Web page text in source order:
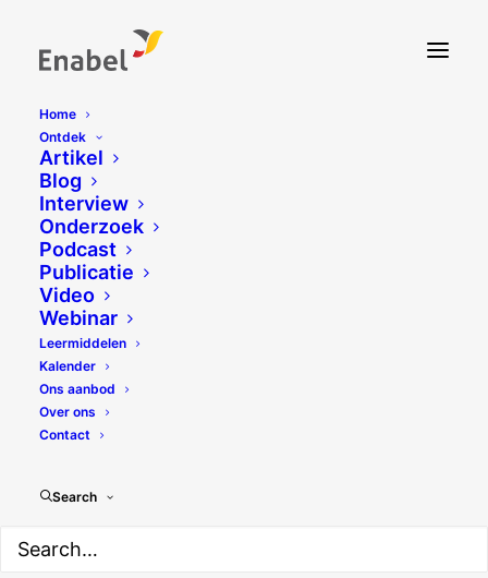
Home
Ontdek
Artikel
Blog
Interview
Onderzoek
Podcast
Publicatie
Video
Webinar
Leermiddelen
Kalender
Ons aanbod
Over ons
Contact
Search
Photolangage -